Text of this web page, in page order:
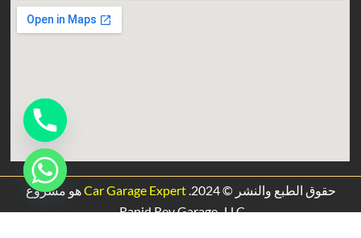
حقوق الطبع والنشر © 2024. Car Garage Expertهو مشروع
Rapid Rev Garage،LLC
.